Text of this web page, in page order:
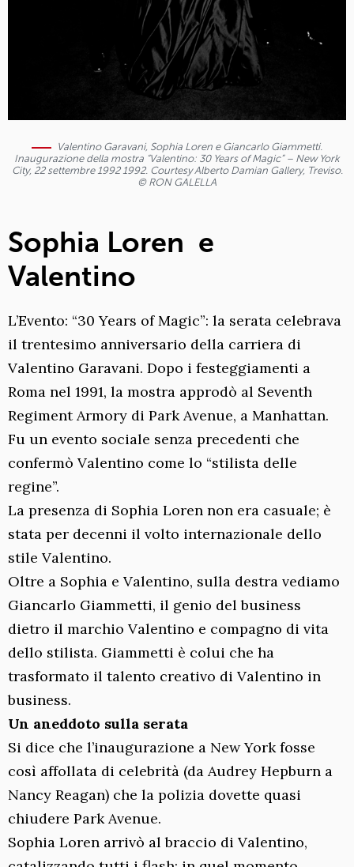
Valentino Garavani, Sophia Loren e Giancarlo Giammetti.
Inaugurazione della mostra “Valentino: 30 Years of Magic” – New York
City, 22 settembre 1992 1992. Courtesy Alberto Damian Gallery, Treviso.
© RON GALELLA
Sophia Loren e
Valentino
L’Evento: “30 Years of Magic”: la serata celebrava
il trentesimo anniversario della carriera di
Valentino Garavani. Dopo i festeggiamenti a
Roma nel 1991, la mostra approdò al Seventh
Regiment Armory di Park Avenue, a Manhattan.
Fu un evento sociale senza precedenti che
confermò Valentino come lo “stilista delle
regine”.
La presenza di Sophia Loren non era casuale; è
stata per decenni il volto internazionale dello
stile Valentino.
Oltre a Sophia e Valentino, sulla destra vediamo
Giancarlo Giammetti, il genio del business
dietro il marchio Valentino e compagno di vita
dello stilista. Giammetti è colui che ha
trasformato il talento creativo di Valentino in
business.
Un aneddoto sulla serata
Si dice che l’inaugurazione a New York fosse
così affollata di celebrità (da Audrey Hepburn a
Nancy Reagan) che la polizia dovette quasi
chiudere Park Avenue.
Sophia Loren arrivò al braccio di Valentino,